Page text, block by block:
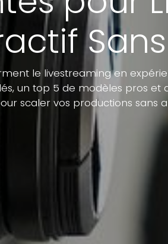
le livestreaming en
un top 5 de modèles pros
scaler vos productions sans